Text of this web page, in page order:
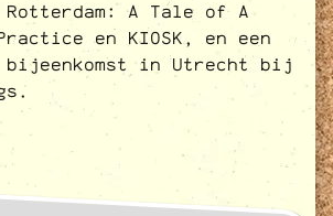
A Tale of A
en KIOSK, en een
in Utrecht bij